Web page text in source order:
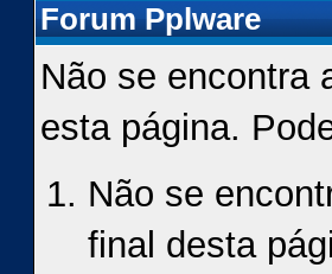
Forum Pplware
Não se encontra
esta página.
Não se
final desta